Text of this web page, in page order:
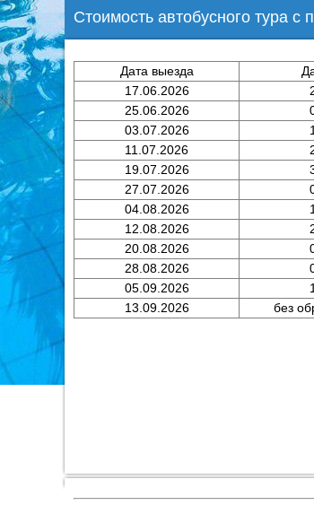
Стоимость автобусного тура
Дата выезда
17.06.2026
25.06.2026
03.07.2026
11.07.2026
19.07.2026
27.07.2026
04.08.2026
12.08.2026
20.08.2026
28.08.2026
05.09.2026
13.09.2026
без